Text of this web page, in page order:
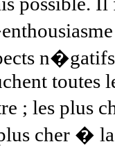
toutes
; les plus
cher � la